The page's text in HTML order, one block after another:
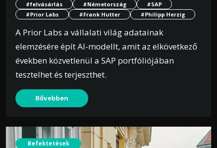
#felvásárlás #Németország
#SAP
#Prior Labs
#Frank Hutter #Philipp Herzig
A Prior Labs a vállalati világ adatainak
elemzésére épít AI-modellt, amit az elkövetkező
években közvetlenül a SAP portfóliójában
tesztelhet és terjeszthet.
Bővebben
Befektetések